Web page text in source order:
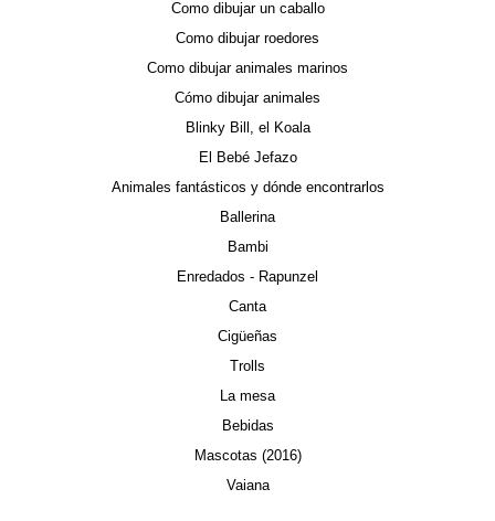
Como dibujar un caballo
Como dibujar roedores
Como dibujar animales marinos
Cómo dibujar animales
Blinky Bill, el Koala
El Bebé Jefazo
Animales fantásticos y dónde encontrarlos
Ballerina
Bambi
Enredados - Rapunzel
Canta
Cigüeñas
Trolls
La mesa
Bebidas
Mascotas (2016)
Vaiana